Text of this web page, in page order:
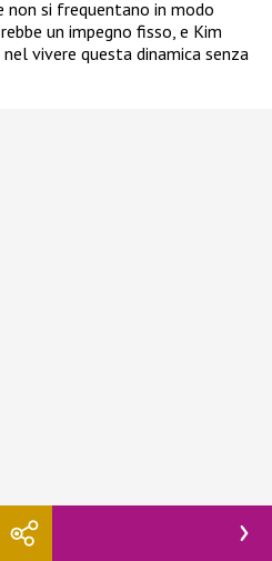
non si frequentano in modo
un impegno fisso, e Kim
vivere questa dinamica senza